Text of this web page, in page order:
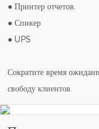
● Принтер отчетов.
● Спикер
● UPS
Сократите время
свободу клиентов.